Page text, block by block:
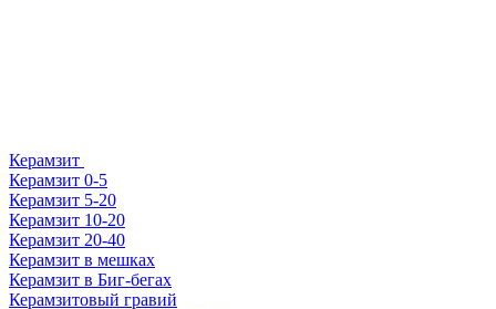
Керамзит
Керамзит 0-5
Керамзит 5-20
Керамзит 10-20
Керамзит 20-40
Керамзит в мешках
Керамзит в Биг-бегах
Керамзитовый гравий